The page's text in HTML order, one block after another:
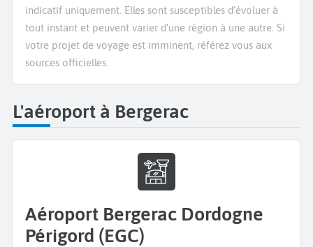
indicatif uniquement. Elles sont susceptibles d’évoluer à
tout instant et peuvent varier d’une région à une autre. Si
votre projet de voyage est imminent, référez vous aux
sources officielles.
L'aéroport à Bergerac
Aéroport Bergerac Dordogne
Périgord (EGC)